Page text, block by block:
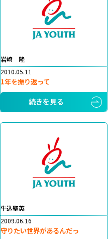
岩崎 隆
2010.05.11
1年を振り返って
続きを見る
牛込聖英
2009.06.16
守りたい世界があるんだっ